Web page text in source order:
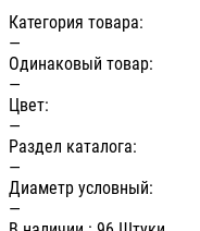
Категория товара:
—
Одинаковый товар:
—
Цвет:
—
Раздел каталога:
—
Диаметр условный:
—